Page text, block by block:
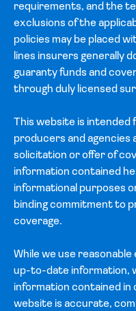
requirements, and the
exclusions of the
policies may be placed
lines insurers generally
guaranty funds and
through duly licensed
This website is intended
producers and
solicitation or offer of
information contained
informational purposes
binding commitment to
coverage.
While we use
up-to-date information,
information contained in
website is accurate,